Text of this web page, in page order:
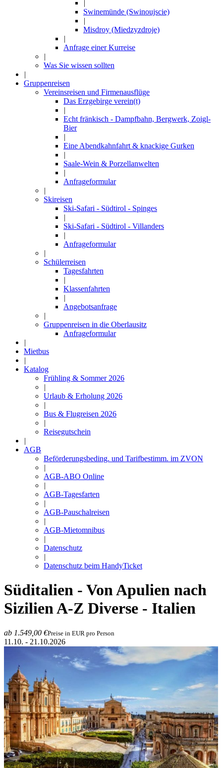
|
Swinemünde (Swinoujscie)
|
Misdroy (Miedzyzdroje)
|
Anfrage einer Kurreise
|
Was Sie wissen sollten
|
Gruppenreisen
Vereinsreisen und Firmenausflüge
Das Erzgebirge verein(t)
|
Echt fränkisch - Dampfbahn, Bergwerk, Zoigl-
Bier
|
Eine Abendkahnfahrt & knackige Gurken
|
Saale-Wein & Porzellanwelten
|
Anfrageformular
|
Skireisen
Ski-Safari - Südtirol - Spinges
|
Ski-Safari - Südtirol - Villanders
|
Anfrageformular
|
Schülerreisen
Tagesfahrten
|
Klassenfahrten
|
Angebotsanfrage
|
Gruppenreisen in die Oberlausitz
Anfrageformular
|
Mietbus
|
Katalog
Frühling & Sommer 2026
|
Urlaub & Erholung 2026
|
Bus & Flugreisen 2026
|
Reisegutschein
|
AGB
Beförderungsbeding. und Tarifbestimm. im ZVON
|
AGB-ABO Online
|
AGB-Tagesfarten
|
AGB-Pauschalreisen
|
AGB-Mietomnibus
|
Datenschutz
|
Datenschutz beim HandyTicket
Süditalien - Von Apulien nach
SizilienA-Z Diverse - Italien
ab 1.549,00 €Preise in EUR pro Person
11.10. - 21.10.2026